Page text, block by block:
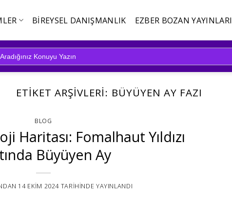
BIREYSEL DANIŞMANLIK EZBER BOZAN YAYINLARI
ETIKET ARŞIVLERI: BÜYÜYEN AY FAZI
BLOG
Haritası: Fomalhaut Yıldızı
Büyüyen Ay
14 EKIM 2024 TARIHINDE YAYINLANDI